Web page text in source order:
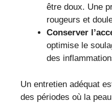
être doux. Une
rougeurs et
Conserver
optimise le
des
Un entretien adéquat
des périodes où la